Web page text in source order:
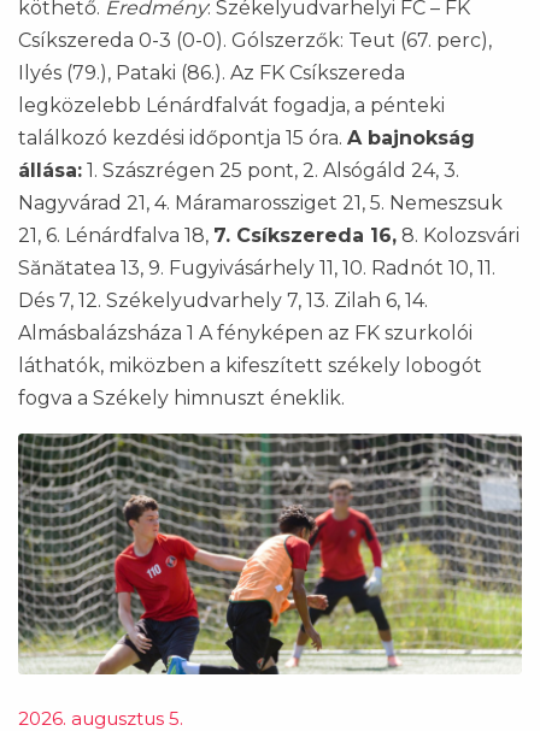
köthető. Eredmény: Székelyudvarhelyi FC – FK
Csíkszereda 0-3 (0-0). Gólszerzők: Teut (67. perc),
Ilyés (79.), Pataki (86.). Az FK Csíkszereda
legközelebb Lénárdfalvát fogadja, a pénteki
találkozó kezdési időpontja 15 óra. A bajnokság
állása: 1. Szászrégen 25 pont, 2. Alsógáld 24, 3.
Nagyvárad 21, 4. Máramarossziget 21, 5. Nemeszsuk
21, 6. Lénárdfalva 18, 7. Csíkszereda 16, 8. Kolozsvári
Sănătatea 13, 9. Fugyivásárhely 11, 10. Radnót 10, 11.
Dés 7, 12. Székelyudvarhely 7, 13. Zilah 6, 14.
Almásbalázsháza 1 A fényképen az FK szurkolói
láthatók, miközben a kifeszített székely lobogót
fogva a Székely himnuszt éneklik.
2026. augusztus 5.